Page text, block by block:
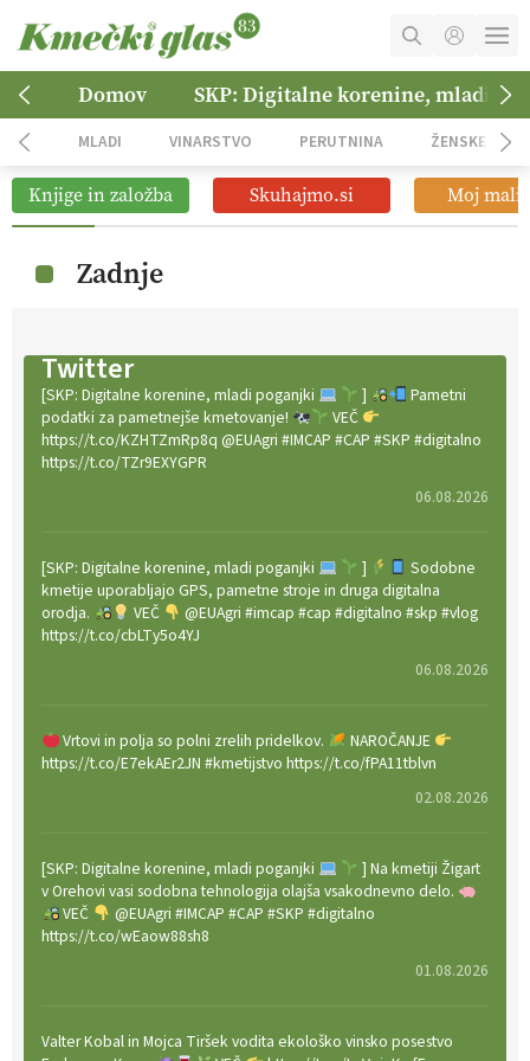
MOJ RAČUN
NAROČITE SE
OGLASNO TRŽENJE
Domov SKP: Digitalne korenine, mladi
MLADI VINARSTVO PERUTNINA ŽENSKE
Knjige in založba Skuhajmo.si Moj mali
Zadnje
Twitter
[SKP: Digitalne korenine, mladi poganjki ]
Pametni
podatki za pametnejše kmetovanje!
VEČ
https://t.co/KZHTZmRp8q @EUAgri #IMCAP #CAP #SKP #digitalno
https://t.co/TZr9EXYGPR
06.08.2026
[SKP: Digitalne korenine, mladi poganjki ]
Sodobne
kmetije uporabljajo GPS, pametne stroje in druga digitalna
orodja.
VEČ
@EUAgri #imcap #cap #digitalno #skp #vlog
https://t.co/cbLTy5o4YJ
06.08.2026
Vrtovi in polja so polni zrelih pridelkov.
NAROČANJE
https://t.co/E7ekAEr2JN #kmetijstvo https://t.co/fPA11tblvn
02.08.2026
[SKP: Digitalne korenine, mladi poganjki
] Na kmetiji Žigart
v Orehovi vasi sodobna tehnologija olajša vsakodnevno delo.
VEČ
@EUAgri #IMCAP #CAP #SKP #digitalno
https://t.co/wEaow88sh8
01.08.2026
Valter Kobal in Mojca Tiršek vodita ekološko vinsko posestvo